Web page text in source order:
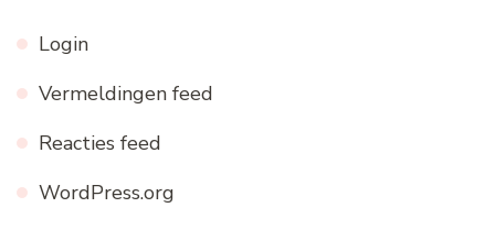
Login
Vermeldingen feed
Reacties feed
WordPress.org